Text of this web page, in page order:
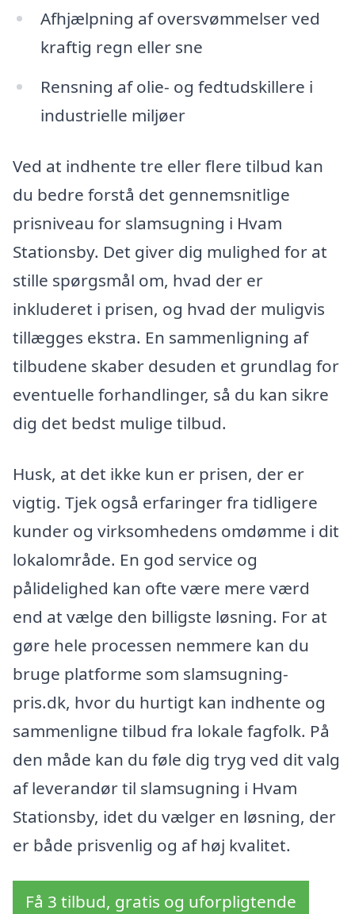
Afhjælpning af oversvømmelser ved
kraftig regn eller sne
Rensning af olie- og fedtudskillere i
industrielle miljøer
Ved at indhente tre eller flere tilbud kan
du bedre forstå det gennemsnitlige
prisniveau for slamsugning i Hvam
Stationsby. Det giver dig mulighed for at
stille spørgsmål om, hvad der er
inkluderet i prisen, og hvad der muligvis
tillægges ekstra. En sammenligning af
tilbudene skaber desuden et grundlag for
eventuelle forhandlinger, så du kan sikre
dig det bedst mulige tilbud.
Husk, at det ikke kun er prisen, der er
vigtig. Tjek også erfaringer fra tidligere
kunder og virksomhedens omdømme i dit
lokalområde. En god service og
pålidelighed kan ofte være mere værd
end at vælge den billigste løsning. For at
gøre hele processen nemmere kan du
bruge platforme som slamsugning-
pris.dk, hvor du hurtigt kan indhente og
sammenligne tilbud fra lokale fagfolk. På
den måde kan du føle dig tryg ved dit valg
af leverandør til slamsugning i Hvam
Stationsby, idet du vælger en løsning, der
er både prisvenlig og af høj kvalitet.
Få 3 tilbud, gratis og uforpligtende